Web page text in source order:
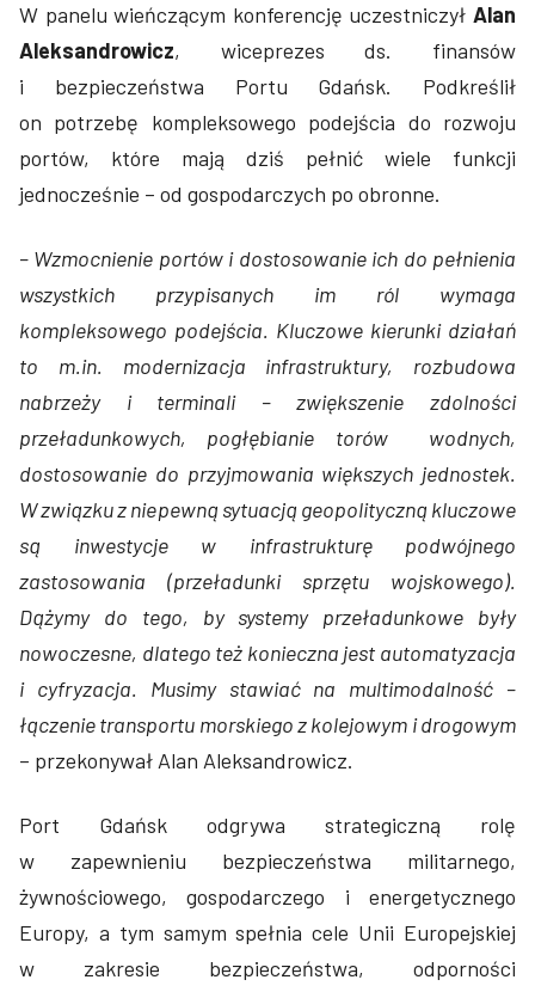
W panelu wieńczącym konferencję uczestniczył Alan
Aleksandrowicz, wiceprezes ds. finansów
i bezpieczeństwa Portu Gdańsk. Podkreślił
on potrzebę kompleksowego podejścia do rozwoju
portów, które mają dziś pełnić wiele funkcji
jednocześnie – od gospodarczych po obronne.
– Wzmocnienie portów i dostosowanie ich do pełnienia
wszystkich przypisanych im ról wymaga
kompleksowego podejścia. Kluczowe kierunki działań
to m.in. modernizacja infrastruktury, rozbudowa
nabrzeży i terminali – zwiększenie zdolności
przeładunkowych, pogłębianie torów wodnych,
dostosowanie do przyjmowania większych jednostek.
W związku z niepewną sytuacją geopolityczną kluczowe
są inwestycje w infrastrukturę podwójnego
zastosowania (przeładunki sprzętu wojskowego).
Dążymy do tego, by systemy przeładunkowe były
nowoczesne, dlatego też konieczna jest automatyzacja
i cyfryzacja. Musimy stawiać na multimodalność –
łączenie transportu morskiego z kolejowym i drogowym
– przekonywał Alan Aleksandrowicz.
Port Gdańsk odgrywa strategiczną rolę
w zapewnieniu bezpieczeństwa militarnego,
żywnościowego, gospodarczego i energetycznego
Europy, a tym samym spełnia cele Unii Europejskiej
w zakresie bezpieczeństwa, odporności